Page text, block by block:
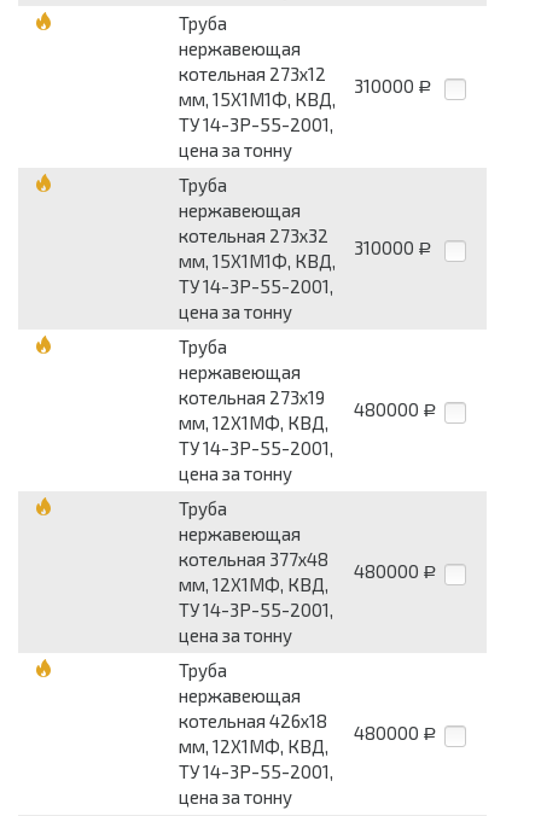
Труба
нержавеющая
котельная 273х12
мм, 15Х1М1Ф, КВД,
ТУ 14-3Р-55-2001,
цена за тонну
310000 Р
Труба
нержавеющая
котельная 273х32
мм, 15Х1М1Ф, КВД,
ТУ 14-3Р-55-2001,
цена за тонну
310000 Р
Труба
нержавеющая
котельная 273х19
мм, 12Х1МФ, КВД,
ТУ 14-3Р-55-2001,
цена за тонну
480000 Р
Труба
нержавеющая
котельная 377х48
мм, 12Х1МФ, КВД,
ТУ 14-3Р-55-2001,
цена за тонну
480000 Р
Труба
нержавеющая
котельная 426х18
мм, 12Х1МФ, КВД,
ТУ 14-3Р-55-2001,
цена за тонну
480000 Р